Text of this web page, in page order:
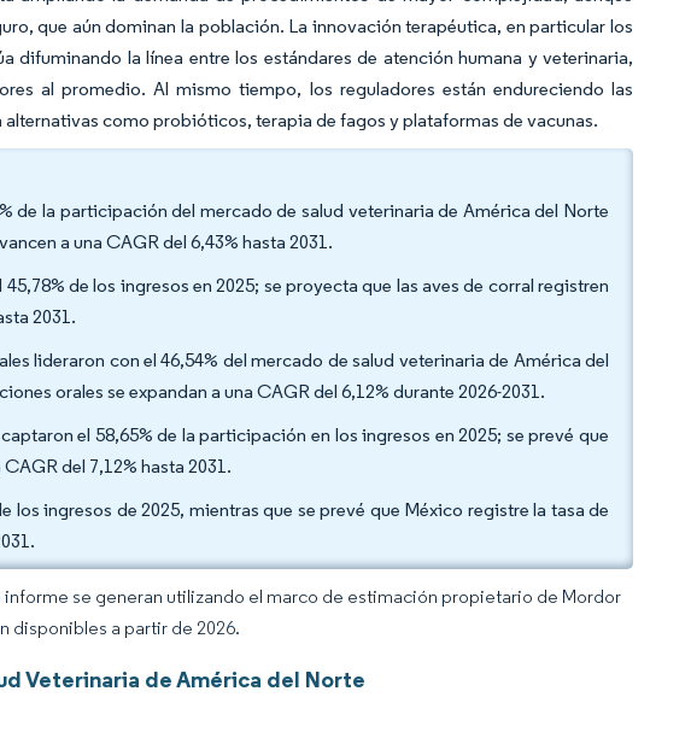
que aún dominan la población. La innovación terapéutica, en particular los
la línea entre los estándares de atención humana y veterinaria,
al promedio. Al mismo tiempo, los reguladores están endureciendo las
como probióticos, terapia de fagos y plataformas de vacunas.
de la participación del mercado de salud veterinaria de América del Norte
a una CAGR del 6,43% hasta 2031.
de los ingresos en 2025; se proyecta que las aves de corral registren
2031.
lideraron con el 46,54% del mercado de salud veterinaria de América del
orales se expandan a una CAGR del 6,12% durante 2026-2031.
el 58,65% de la participación en los ingresos en 2025; se prevé que
del 7,12% hasta 2031.
los ingresos de 2025, mientras que se prevé que México registre la tasa de
se generan utilizando el marco de estimación propietario de Mordor
disponibles a partir de 2026.
Veterinaria de América del Norte